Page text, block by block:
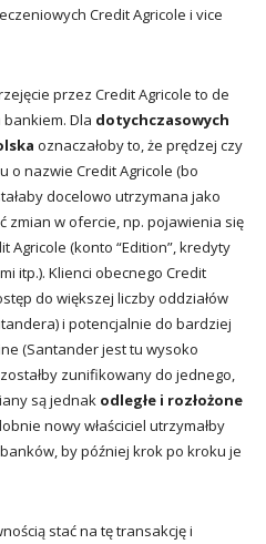
Credit Agricole i vice
przez Credit Agricole to de
bankiem. Dla dotychczasowych
oznaczałoby to, że prędzej czy
o nazwie Credit Agricole (bo
docelowo utrzymana jako
zmian w ofercie, np. pojawienia się
Agricole (konto “Edition”, kredyty
itp.). Klienci obecnego Credit
do większej liczby oddziałów
i potencjalnie do bardziej
(Santander jest tu wysoko
zunifikowany do jednego,
są jednak odległe i rozłożone
nowy właściciel utrzymałby
by później krok po kroku je
stać na tę transakcję i